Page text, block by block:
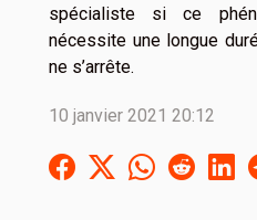
spécialiste si ce
nécessite une longue
ne s’arrête.
10 janvier 2021 20:12